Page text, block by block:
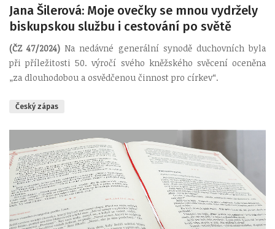
Jana Šilerová: Moje ovečky se mnou vydržely
biskupskou službu i cestování po světě
(ČZ 47/2024) Na nedávné generální synodě duchovních byla
při příležitosti 50. výročí svého kněžského svěcení oceněna
„za dlouhodobou a osvědčenou činnost pro církev“.
Český zápas